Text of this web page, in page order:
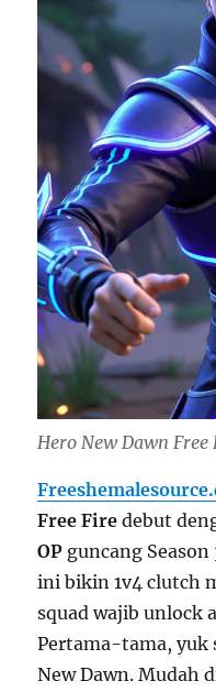
Hero New Dawn
Free Fire debut
OP guncang
ini bikin 1v4 clutch
squad wajib unlock
Pertama-tama, yuk
New Dawn. Mudah